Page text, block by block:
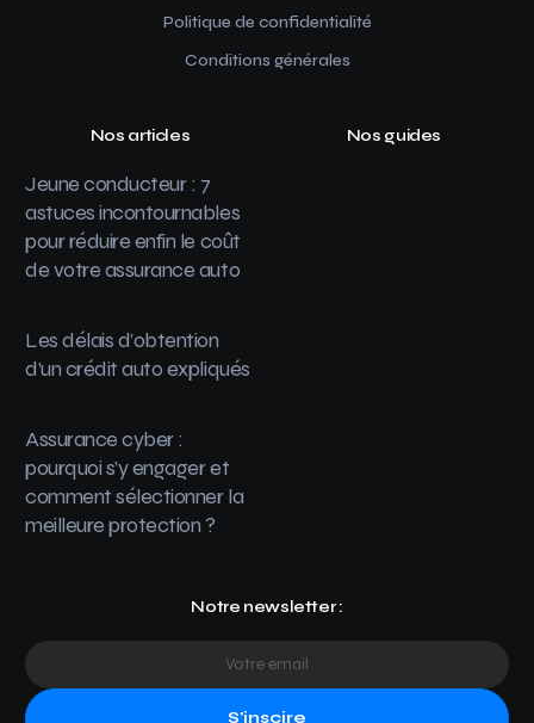
Politique de confidentialité
Conditions générales
Nos articles
Jeune conducteur : 7
astuces incontournables
pour réduire enfin le coût
de votre assurance auto
Les délais d’obtention
d’un crédit auto expliqués
Assurance cyber :
pourquoi s’y engager et
comment sélectionner la
meilleure protection ?
Nos guides
Notre newsletter :
S'inscire